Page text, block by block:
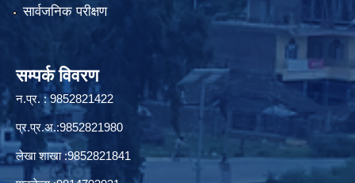
सार्वजनिक परीक्षण
सम्पर्क विवरण
न.प्र. : 9852821422
प्र.प्र.अ.:9852821980
लेखा शाखा :9852821841